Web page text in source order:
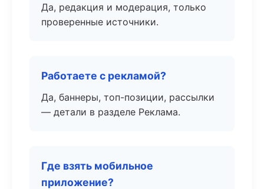
Да, редакция и модерация, только
проверенные источники.
Работаете с рекламой?
Да, баннеры, топ-позиции, рассылки
— детали в разделе Реклама.
Где взять мобильное
приложение?